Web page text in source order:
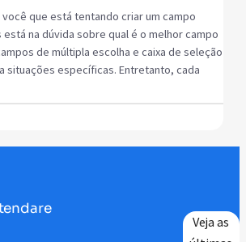
que está tentando criar um campo
na dúvida sobre qual é o melhor campo
de múltipla escolha e caixa de seleção
situações específicas. Entretanto, cada
Veja as